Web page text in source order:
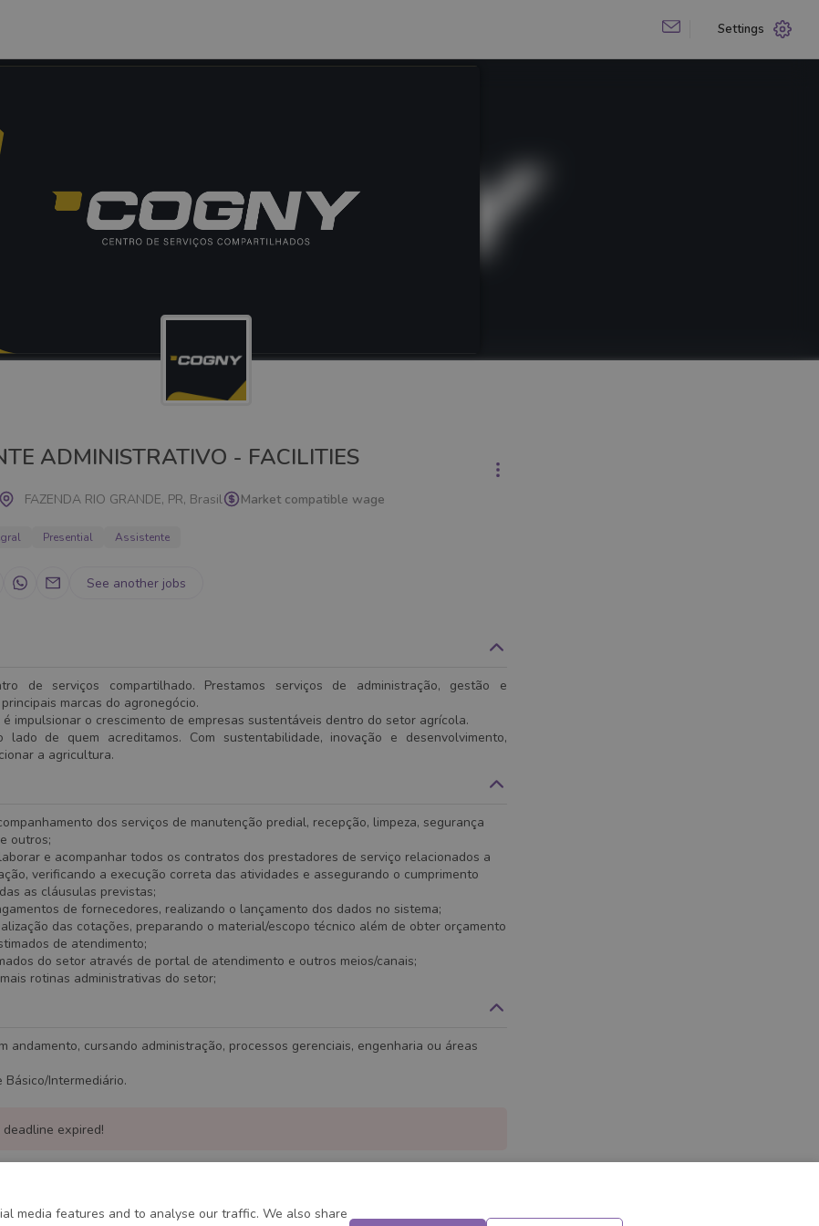
Settings
ADMINISTRATIVO - FACILITIES
FAZENDA RIO GRANDE, PR, Brasil Market compatible wage
Presential Assistente
See another jobs
de serviços compartilhado. Prestamos serviços de administração, gestão e
marcas do agronegócio.
impulsionar o crescimento de empresas sustentáveis dentro do setor agrícola.
lado de quem acreditamos. Com sustentabilidade, inovação e desenvolvimento,
a agricultura.
dos serviços de manutenção predial, recepção, limpeza, segurança
outros;
e acompanhar todos os contratos dos prestadores de serviço relacionados a
verificando a execução correta das atividades e assegurando o cumprimento
as cláusulas previstas;
de fornecedores, realizando o lançamento dos dados no sistema;
das cotações, preparando o material/escopo técnico além de obter orçamento
de atendimento;
do setor através de portal de atendimento e outros meios/canais;
rotinas administrativas do setor;
andamento, cursando administração, processos gerenciais, engenharia ou áreas
Básico/Intermediário.
expired!
media features and to analyse our traffic. We also share